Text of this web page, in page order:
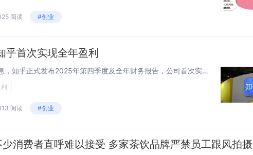
阅读 #创业
乎首次实现全年盈利
快科技3月26日消息，知乎正式发布2025年第四季度及全年财务报告，公司首次实现全年Non-GAAP盈利，标志着知乎从高速增长转向高质量发展，正式迈入盈利新阶段。财报显示，2025年知乎全年营收27.5亿元，全年经调整净利润达到3790万元...
阅读 #创业
消费者直呼难以接受 多家茶饮品牌严禁员工跟风拍摄